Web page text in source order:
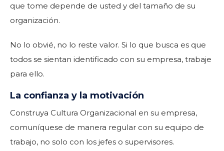
que tome depende de usted y del tamaño de su
organización.
No lo obvié, no lo reste valor. Si lo que busca es que
todos se sientan identificado con su empresa, trabaje
para ello.
La confianza y la motivación
Construya Cultura Organizacional en su empresa,
comuníquese de manera regular con su equipo de
trabajo, no solo con los jefes o supervisores.